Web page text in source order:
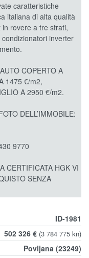
caratteristiche
italiana di alta qualità
rovere a tre strati,
inverter
COPERTO A
1475 €/m2,
A 2950 €/m2.
DELL’IMMOBILE:
9770
CERTIFICATA HGK VI
SENZA
ID-1981
502 326 € (3 784 775 kn)
Povljana (23249)